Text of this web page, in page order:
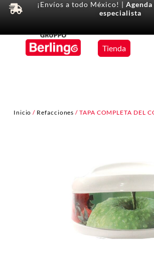
¡Envíos a todo México! |
especialista
Tienda
Inicio / Refacciones / TAPA COMPLETA DEL